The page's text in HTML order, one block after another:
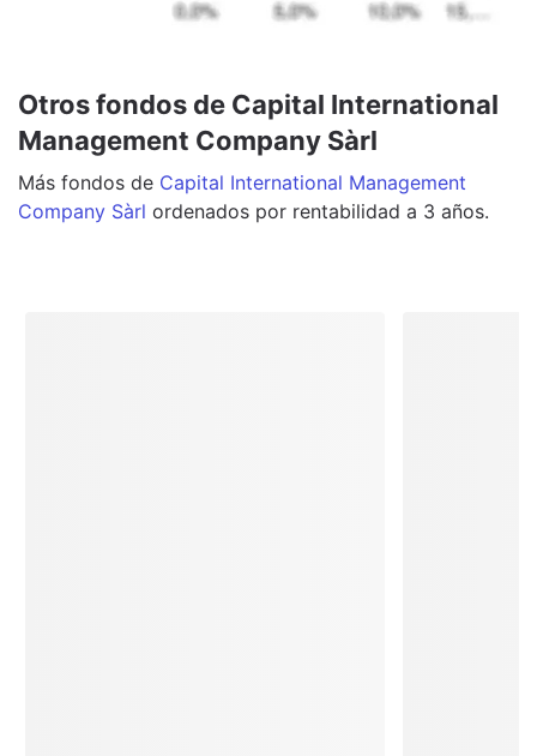
Otros fondos de Capital International
Management Company Sàrl
Más fondos de Capital International Management
Company Sàrl ordenados por rentabilidad a 3 años.